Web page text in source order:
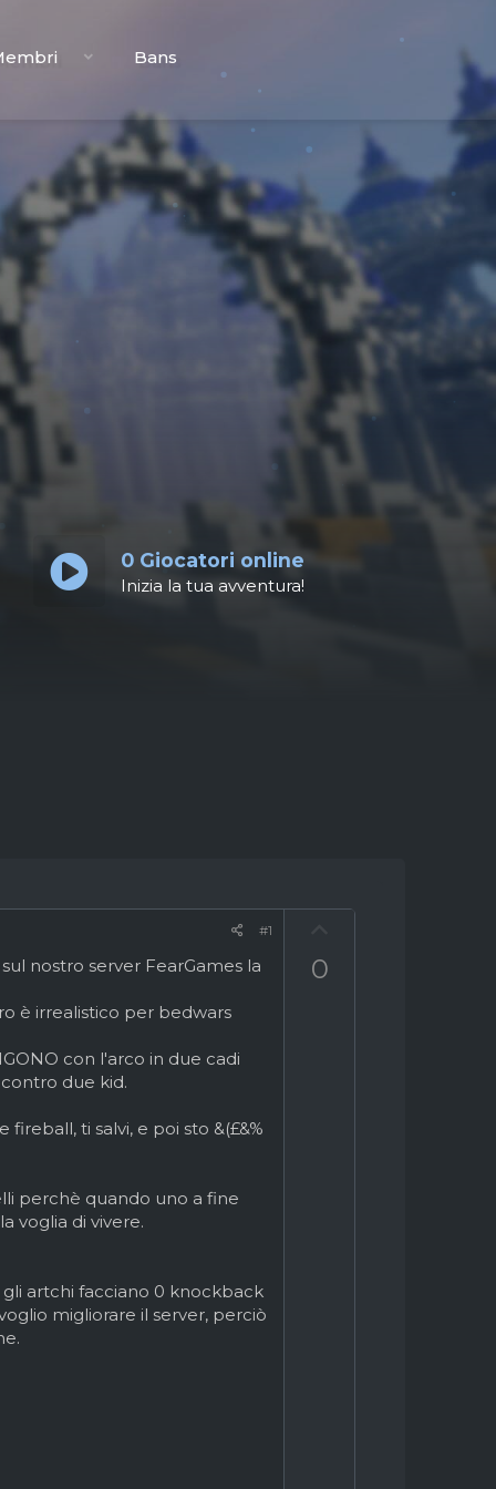
Bans
0 Giocatori online
Inizia la tua avventura!
#1
nostro server FearGames la
è irrealistico per bedwars
con l'arco in due cadi
due kid.
ti salvi, e poi sto &(£&%
perchè quando uno a fine
voglia di vivere.
artchi facciano 0 knockback
migliorare il server, perciò
0